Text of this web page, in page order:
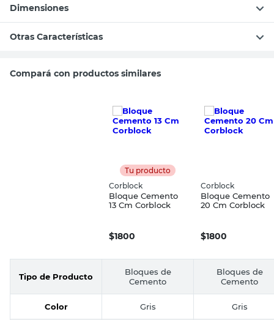
Dimensiones
Tu producto
Corblock
Bloque Cemento
Corblock
Bloque Cemento
Bloques de
Cemento
Bloques de
Cemento